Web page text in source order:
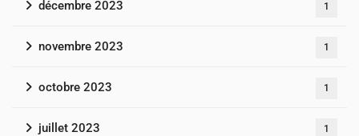
décembre 2023 1
novembre 2023 1
octobre 2023 1
juillet 2023 1